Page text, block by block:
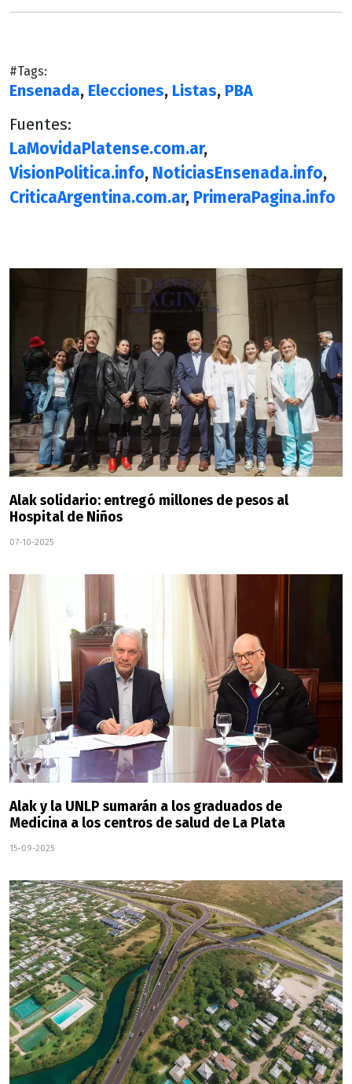
#Tags:
Ensenada, Elecciones, Listas, PBA
Fuentes:
LaMovidaPlatense.com.ar,
VisionPolitica.info, NoticiasEnsenada.info,
CriticaArgentina.com.ar, PrimeraPagina.info
Alak solidario: entregó millones de pesos al
Hospital de Niños
07-10-2025
Alak y la UNLP sumarán a los graduados de
Medicina a los centros de salud de La Plata
15-09-2025